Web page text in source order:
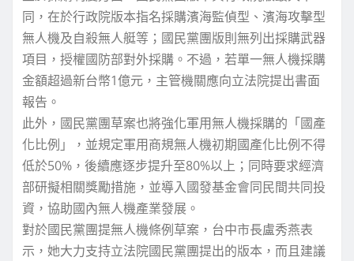
同，在於行政院版本指名採購濱海監偵型、濱海攻擊型
無人機及自殺無人艇等；國民黨團版則無列出採購武器
項目，授權國防部對外採購。不過，若單一無人機採購
金額超過新台幣1億元，主管機關應向立法院提出書面
報告。
此外，國民黨團草案也將強化軍用無人機採購的「國產
化比例」，並規定軍用商規無人機初期國產化比例不得
低於50%，後續應逐步提升至80%以上；同時要求經濟
部研擬相關獎勵措施，並導入國發基金會同民間共同投
資，協助國內無人機產業發展。
對於國民黨團提無人機條例草案，台中市長盧秀燕表
示，她大力支持立法院國民黨團提出的版本，而且建議